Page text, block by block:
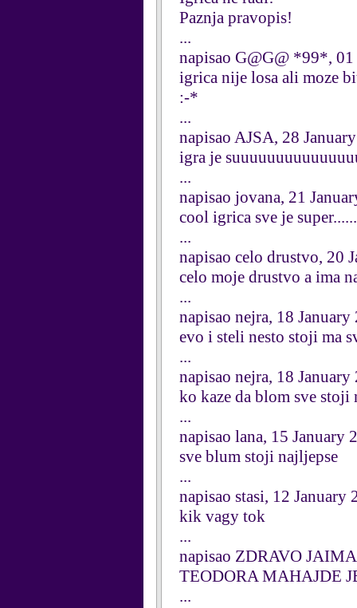
Paznja pravopis!
...
napisao G@G@ *99*,
igrica nije losa ali moze
:-*
...
napisao AJSA, 28
igra je
...
napisao jovana, 21
cool igrica sve je
...
napisao celo drustvo, 20
celo moje drustvo a ima
...
napisao nejra, 18 January
evo i steli nesto stoji ma
...
napisao nejra, 18 January
ko kaze da blom sve stoji
...
napisao lana, 15 January
sve blum stoji najljepse
...
napisao stasi, 12 January
kik vagy tok
...
napisao ZDRAVO
TEODORA MAHAJDE
...